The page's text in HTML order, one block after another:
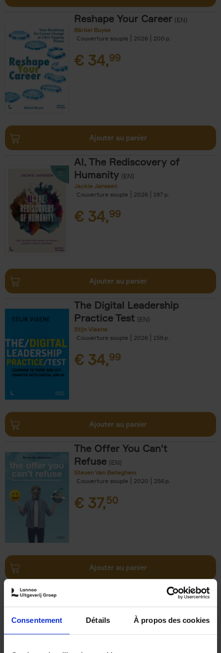
Consentement Détails À propos des cookies
Reshape Your Career (EN)
Bärbel Buyse
Couverture souple
2026 200
€ 34,99
Ajouter au panier
AI, The Rediscovery of
Humanity (EN)
Jackie Janssen
Couverture souple
2026 197
€ 34,99
Ajouter au panier
The Digital Leadership
Practice Test (EN)
Stijn Viaene
Couverture souple
2026 159
€ 34,99
Ajouter au panier
The Offer You Can't
Refuse (EN)
Steven Van Belleghem
Couverture souple
2020 256
€ 37,50
Ajouter au panier